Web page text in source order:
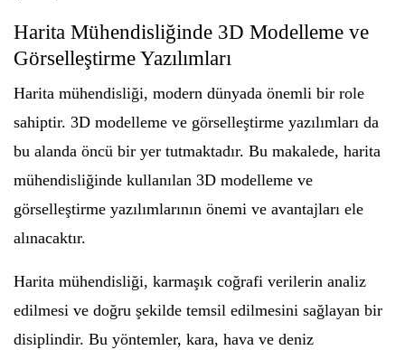
Harita Mühendisliğinde 3D Modelleme ve
Görselleştirme Yazılımları
Harita mühendisliği, modern dünyada önemli bir role
sahiptir. 3D modelleme ve görselleştirme yazılımları da
bu alanda öncü bir yer tutmaktadır. Bu makalede, harita
mühendisliğinde kullanılan 3D modelleme ve
görselleştirme yazılımlarının önemi ve avantajları ele
alınacaktır.
Harita mühendisliği, karmaşık coğrafi verilerin analiz
edilmesi ve doğru şekilde temsil edilmesini sağlayan bir
disiplindir. Bu yöntemler, kara, hava ve deniz